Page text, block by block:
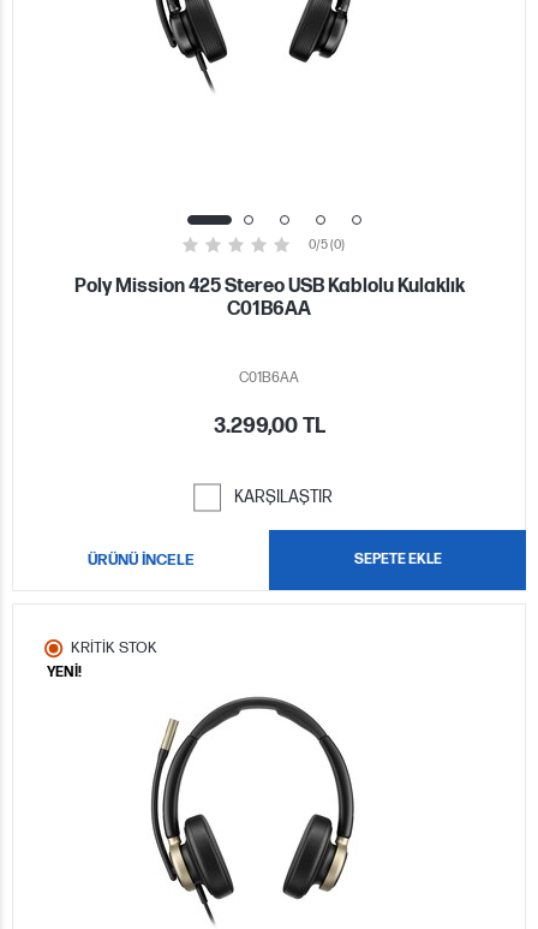
0/5 (0)
Poly Mission 425 Stereo USB Kablolu Kulaklık
C01B6AA
C01B6AA
3.299,00 TL
KARŞILAŞTIR
ÜRÜNÜ İNCELE SEPETE EKLE
KRİTİK STOK
YENİ!